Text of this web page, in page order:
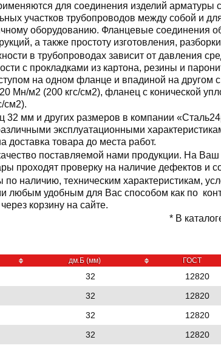
для соединения изделий арматуры
участков трубопроводов между собой и
оборудованию. Фланцевые соединения
а также простоту изготовления,
в трубопроводах зависит от давления
с прокладками из картона, резины и
на одном фланце и впадиной на другом
Мн/м2 (200 кгс/см2), фланец с конической
см2).
мм и других размеров в компании
эксплуатационными
доставка товара до места работ.
поставляемой нами продукции. На
проходят проверку на наличие дефектов и
по наличию, техническим характеристикам,
любым удобным для Вас способом как по
корзину на сайте.
* В
дм.Б (мм) ГОСТ
32 12820
32 12820
32 12820
32 12820